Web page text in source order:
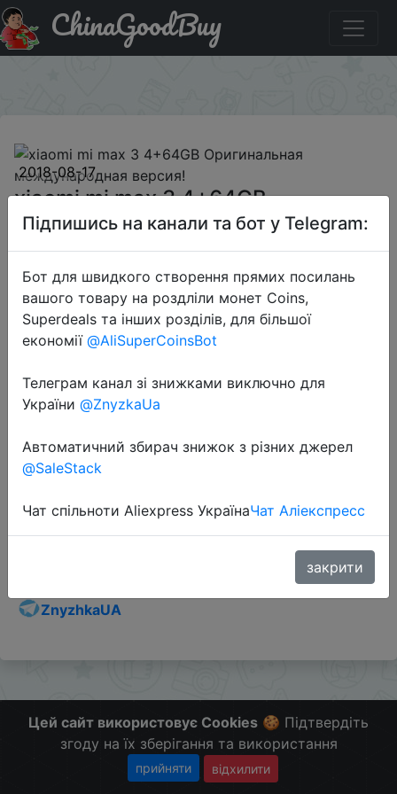
Знижка на xiaomi mi max 3 4+64GB Оригинальная
международная версия!
ChinaGoodBuy
2018-08-17
xiaomi mi max 3 4+64GB
Оригинальная международная
версия!
$275.99
Sale
Слідкуйте за знижками на мобільному, в телеграм
ZnyzhkaUA
Цей сайт використовує Cookies 🍪 Підтвердіть
згоду на їх зберігання та використання
прийняти відхилити
Підпишись на канали та бот у Telegram:
Бот для швидкого створення прямих посилань
вашого товару на роздліли монет Coins,
Superdeals та інших розділів, для більшої
економії @AliSuperCoinsBot
Телеграм канал зі знижками виключно для
України @ZnyzkaUa
Автоматичний збирач знижок з різних джерел
@SaleStack
Чат спільноти Aliexpress УкраїнаЧат Аліекспресс
закрити